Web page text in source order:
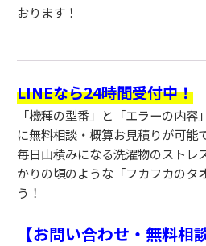
おります！
LINEなら24時間受付中！
「機種の型番」と「エラーの内
に無料相談・概算お見積りが可能で
毎日山積みになる洗濯物のストレ
かりの頃のような「フカフカのタ
う！
【お問い合わせ・無料相